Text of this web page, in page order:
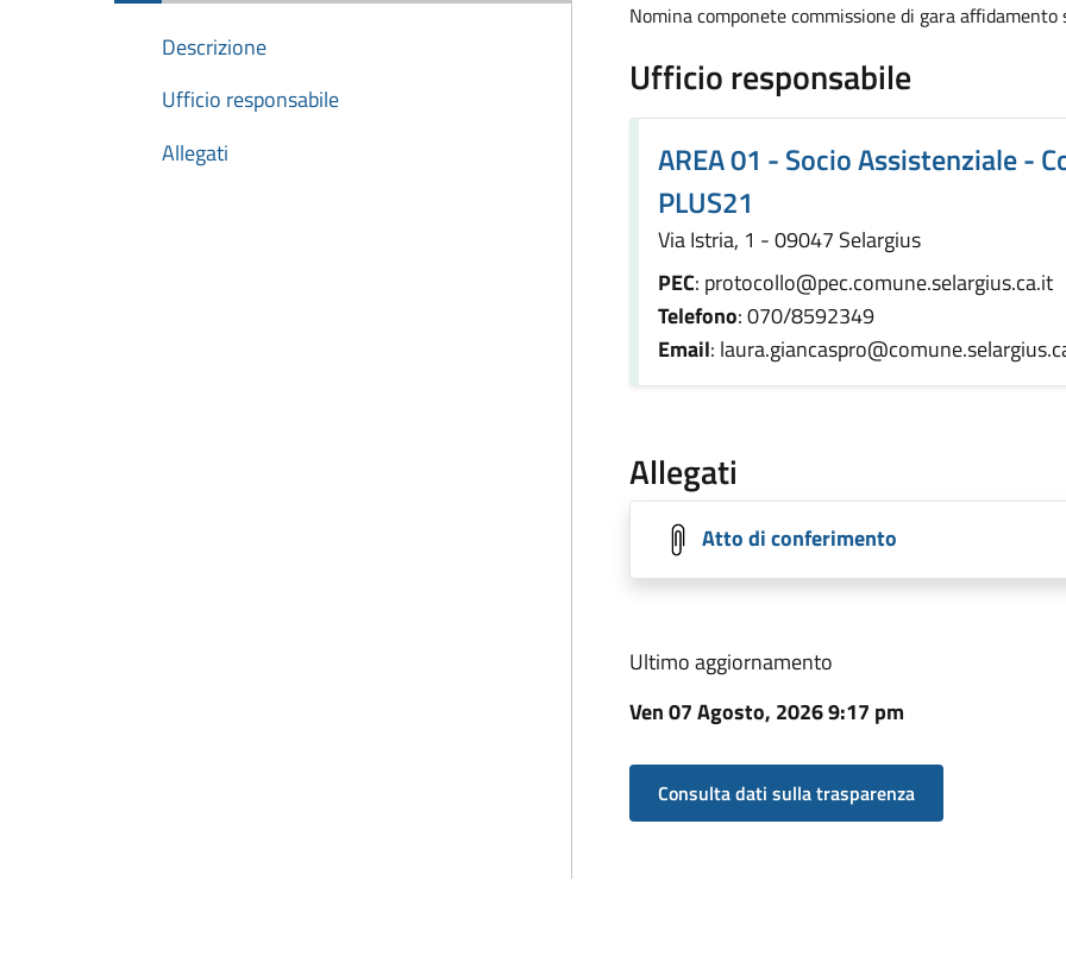
Descrizione
Ufficio responsabile
Allegati
Nomina componete commissione di gara
Ufficio responsabile
AREA 01 - Socio Assistenziale -
PLUS21
Via Istria, 1 - 09047 Selargius
PEC: protocollo@pec.comune.selargius.ca.it
Telefono: 070/8592349
Email:
Allegati
Atto di conferimento
Ultimo aggiornamento
Ven 07 Agosto, 2026 9:17 pm
Consulta dati sulla trasparenza